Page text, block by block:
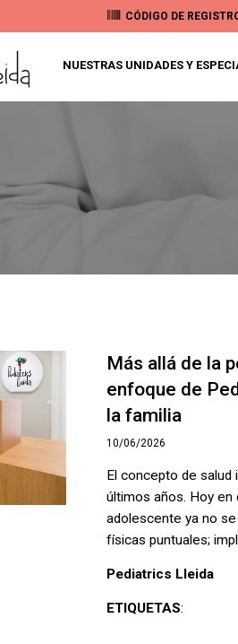
CÓDIGO DE
NUESTRAS UNIDADES Y
Más allá de la
enfoque de
la familia
10/06/2026
El concepto de
últimos años. Hoy en
adolescente ya no
físicas puntuales;
Pediatrics Lleida
ETIQUETAS: